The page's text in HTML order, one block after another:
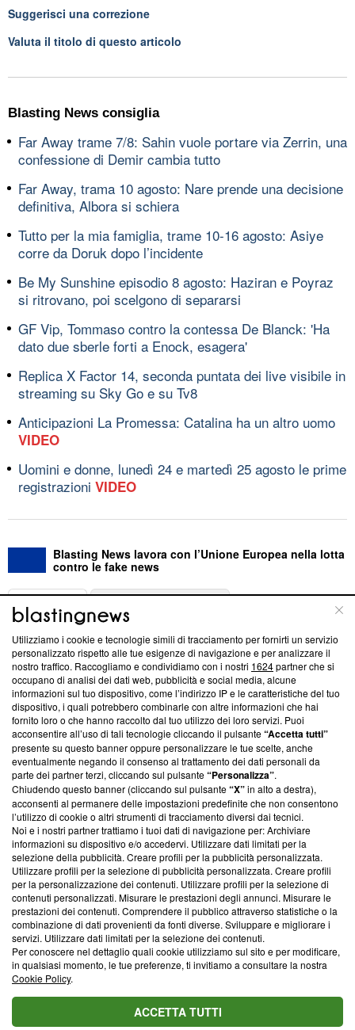
Suggerisci una correzione
Valuta il titolo di questo articolo
Blasting News consiglia
Far Away trame 7/8: Sahin vuole portare via Zerrin, una
confessione di Demir cambia tutto
Far Away, trama 10 agosto: Nare prende una decisione
definitiva, Albora si schiera
Tutto per la mia famiglia, trame 10-16 agosto: Asiye
corre da Doruk dopo l’incidente
Be My Sunshine episodio 8 agosto: Haziran e Poyraz
si ritrovano, poi scelgono di separarsi
GF Vip, Tommaso contro la contessa De Blanck: 'Ha
dato due sberle forti a Enock, esagera'
Replica X Factor 14, seconda puntata dei live visibile in
streaming su Sky Go e su Tv8
Anticipazioni La Promessa: Catalina ha un altro uomo
VIDEO
Uomini e donne, lunedì 24 e martedì 25 agosto le prime
registrazioni VIDEO
Blasting News lavora con l’Unione Europea nella lotta
contro le fake news
ABOUT
Questa sezione offre informazioni trasparenti su Blasting
News, sui nostri processi editoriali e su come ci impegniamo a
creare news di qualità. Inoltre, afferma la nostra aderenza a
‘Trust Project - News with Integrity’Blasting News non è
ancora membro del programma, ma ha richiesto di farne
parte; Trust Project non ha ancora effettuato una verifica di
conformità agli standard.
Su di noi
Team editoriale
Corporate
Redazione
Informativa Privacy
Cookie Policy
Blasting SA, IDI CHE-247.845.224, Via Carlo Frasca, 3 - 6900
Lugano (Svizzera) Tel:+39 0690258937
© 2026 Blasting News
Utilizziamo i cookie e tecnologie simili di tracciamento per fornirti un servizio
personalizzato rispetto alle tue esigenze di navigazione e per analizzare il
nostro traffico. Raccogliamo e condividiamo con i nostri 1624partner che si
occupano di analisi dei dati web, pubblicità e social media, alcune
informazioni sul tuo dispositivo, come l’indirizzo IP e le caratteristiche del tuo
dispositivo, i quali potrebbero combinarle con altre informazioni che hai
fornito loro o che hanno raccolto dal tuo utilizzo dei loro servizi. Puoi
acconsentire all’uso di tali tecnologie cliccando il pulsante“Accetta tutti”
presente su questo banner oppure personalizzare le tue scelte, anche
eventualmente negando il consenso al trattamento dei dati personali da
parte dei partner terzi, cliccando sul pulsante“Personalizza”.
Chiudendo questo banner (cliccando sul pulsante“X”in alto a destra),
acconsenti al permanere delle impostazioni predefinite che non consentono
l’utilizzo di cookie o altri strumenti di tracciamento diversi dai tecnici.
Noi e i nostri partner trattiamo i tuoi dati di navigazione per: Archiviare
informazioni su dispositivo e/o accedervi. Utilizzare dati limitati per la
selezione della pubblicità. Creare profili per la pubblicità personalizzata.
Utilizzare profili per la selezione di pubblicità personalizzata. Creare profili
per la personalizzazione dei contenuti. Utilizzare profili per la selezione di
contenuti personalizzati. Misurare le prestazioni degli annunci. Misurare le
prestazioni dei contenuti. Comprendere il pubblico attraverso statistiche o la
combinazione di dati provenienti da fonti diverse. Sviluppare e migliorare i
servizi. Utilizzare dati limitati per la selezione dei contenuti.
Per conoscere nel dettaglio quali cookie utilizziamo sul sito e per modificare,
in qualsiasi momento, le tue preferenze, ti invitiamo a consultare la nostra
Cookie Policy.
ACCETTA TUTTI